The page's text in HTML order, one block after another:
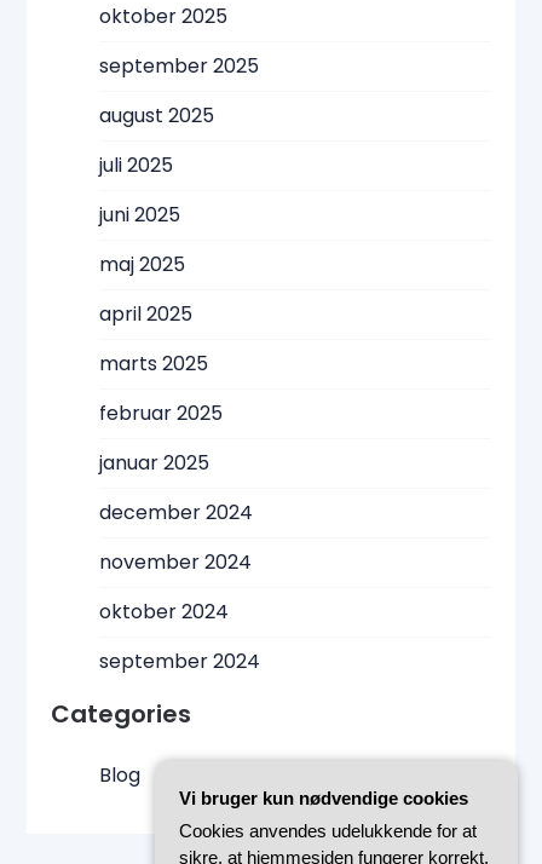
oktober 2025
september 2025
august 2025
juli 2025
juni 2025
maj 2025
april 2025
marts 2025
februar 2025
januar 2025
december 2024
november 2024
oktober 2024
september 2024
Categories
Blog
Vi bruger kun nødvendige cookies
Cookies anvendes udelukkende for at
sikre, at hjemmesiden fungerer korrekt.